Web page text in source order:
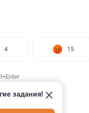
4 15
задания!